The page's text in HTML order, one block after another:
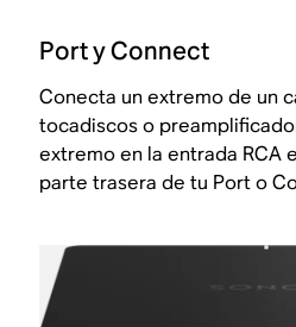
Port y Connect
Conecta un extremo de un
tocadiscos o
extremo en la entrada RCA
parte trasera de tu Port o